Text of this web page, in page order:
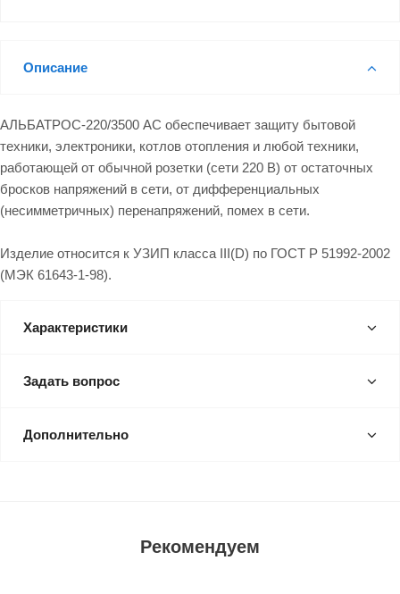
Описание
АЛЬБАТРОС-220/3500 АС обеспечивает защиту бытовой
техники, электроники, котлов отопления и любой техники,
работающей от обычной розетки (сети 220 В) от остаточных
бросков напряжений в сети, от дифференциальных
(несимметричных) перенапряжений, помех в сети.
Изделие относится к УЗИП класса III(D) по ГОСТ Р 51992-2002
(МЭК 61643-1-98).
Характеристики
Задать вопрос
Дополнительно
Рекомендуем